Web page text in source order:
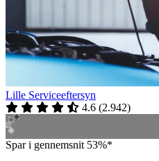
Lille Serviceeftersyn
4.6 (2.942)
Spar i gennemsnit 53%*